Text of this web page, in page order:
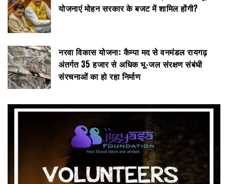
योजनाएं मोहन सरकार के बजट में शामिल होंगी?
नरवा विकास योजना: कैम्पा मद से वनमंडल रायगढ़
अंतर्गत 35 हजार से अधिक भू-जल संरक्षण संबंधी
संरचनाओं का हो रहा निर्माण